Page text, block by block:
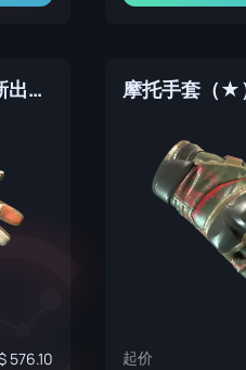
摩托手套（★） | 嘭！ (崭新出厂)
576.10 起价